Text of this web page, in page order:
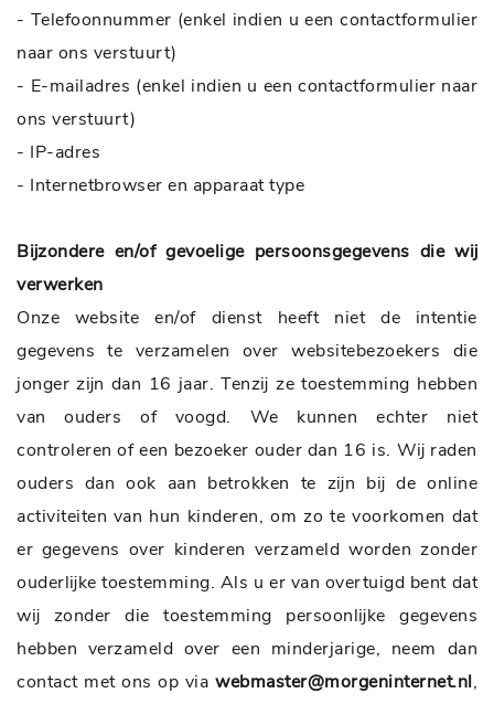
- Telefoonnummer (enkel indien u een contactformulier
naar ons verstuurt)
- E-mailadres (enkel indien u een contactformulier naar
ons verstuurt)
- IP-adres
- Internetbrowser en apparaat type
Bijzondere en/of gevoelige persoonsgegevens die wij
verwerken
Onze website en/of dienst heeft niet de intentie
gegevens te verzamelen over websitebezoekers die
jonger zijn dan 16 jaar. Tenzij ze toestemming hebben
van ouders of voogd. We kunnen echter niet
controleren of een bezoeker ouder dan 16 is. Wij raden
ouders dan ook aan betrokken te zijn bij de online
activiteiten van hun kinderen, om zo te voorkomen dat
er gegevens over kinderen verzameld worden zonder
ouderlijke toestemming. Als u er van overtuigd bent dat
wij zonder die toestemming persoonlijke gegevens
hebben verzameld over een minderjarige, neem dan
contact met ons op via webmaster@morgeninternet.nl,